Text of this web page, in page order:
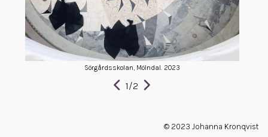
Sörgårdsskolan, Mölndal. 2023
1/2
© 2023 Johanna Kronqvist